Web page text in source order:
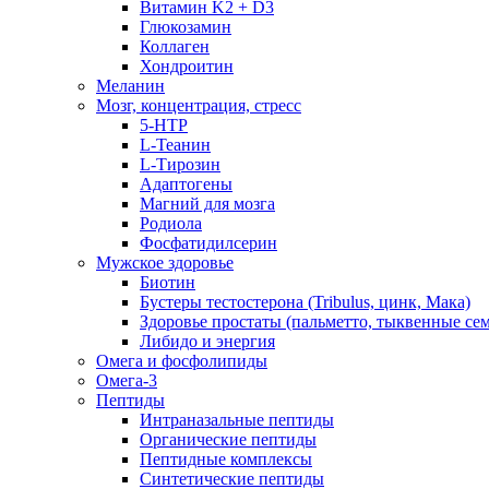
Витамин K2 + D3
Глюкозамин
Коллаген
Хондроитин
Меланин
Мозг, концентрация, стресс
5-HTP
L-Теанин
L-Тирозин
Адаптогены
Магний для мозга
Родиола
Фосфатидилсерин
Мужское здоровье
Биотин
Бустеры тестостерона (Tribulus, цинк, Мака)
Здоровье простаты (пальметто, тыквенные
Либидо и энергия
Омега и фосфолипиды
Омега-3
Пептиды
Интраназальные пептиды
Органические пептиды
Пептидные комплексы
Синтетические пептиды